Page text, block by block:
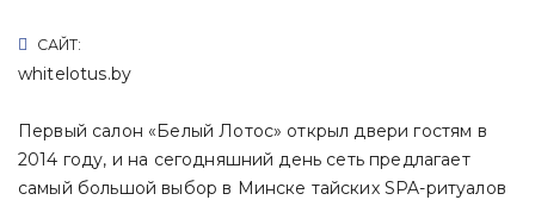
САЙТ:
whitelotus.by
Первый салон «Белый Лотос» открыл двери гостям в
2014 году, и на сегодняшний день сеть предлагает
самый большой выбор в Минске тайских SPA-ритуалов